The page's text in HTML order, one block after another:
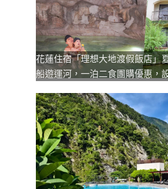
花蓮住宿「理想大地渡假飯店」
船遊運河，一泊二食團購優惠，